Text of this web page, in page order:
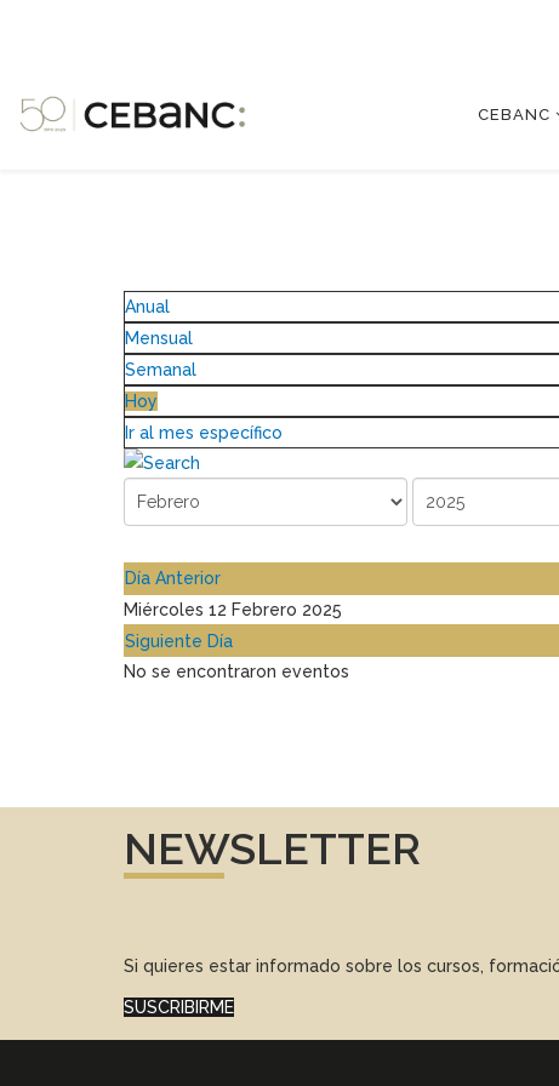
CEBANC
Anual
Mensual
Semanal
Hoy
Ir al mes específico
Día Anterior
Miércoles 12 Febrero 2025
Siguiente Día
No se encontraron eventos
NEWSLETTER
Si quieres estar informado sobre los cursos,
SUSCRIBIRME